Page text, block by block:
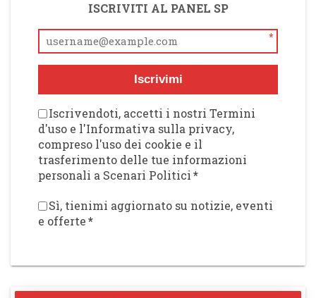
ISCRIVITI AL PANEL SP
*
Iscrivimi
Iscrivendoti, accetti i nostri Termini
d'uso e l'Informativa sulla privacy,
compreso l'uso dei cookie e il
trasferimento delle tue informazioni
personali a Scenari Politici*
Sì, tienimi aggiornato su notizie, eventi
e offerte*